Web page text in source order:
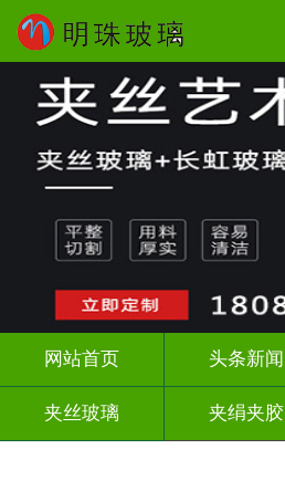
网站首页 头条新闻
夹丝玻璃 夹绢夹胶